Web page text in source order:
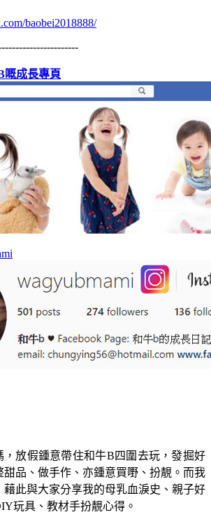
baobei2018888/
嘅成長專頁
，放假鍾意帶住和牛B四圍去玩，發掘好
甜品、做手作、亦鍾意買嘢、扮靚。而我
藉此與大家分享我的母乳血淚史、親子好
玩具、教材手扮靚心得。